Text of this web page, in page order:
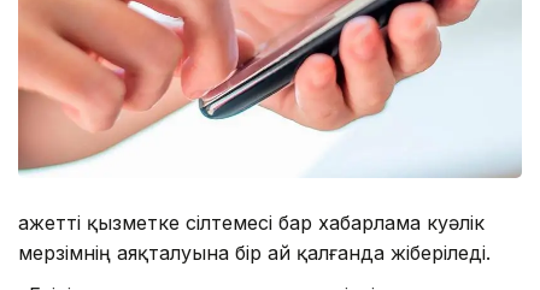
Қажетті қызметке сілтемесі бар хабарлама куәлік
мерзімнің аяқталуына бір ай қалғанда жіберіледі.